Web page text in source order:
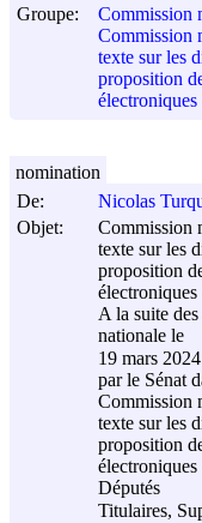
Groupe:
Commission
Commission
texte sur les
proposition
électroniques
De:
Nicolas
Objet:
Commission
texte sur les
proposition
électroniques
A la suite
nationale le
19 mars 2024
par le Sénat
Commission
texte sur les
proposition
électroniques
Députés
Titulaires,
nomination